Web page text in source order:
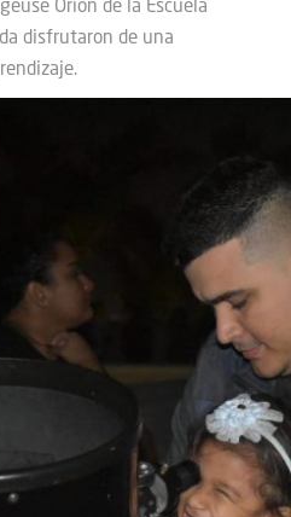
Orión de la Escuela
disfrutaron de una